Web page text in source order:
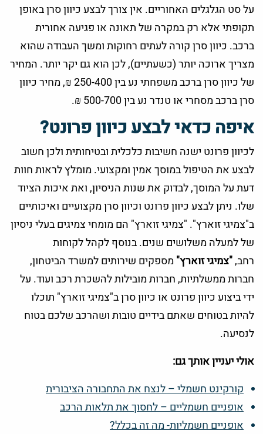
על סט הגלגלים האחוריים. אין צורך לבצע כיוון סרן באופן
תקופתי אלא רק במקרה של תאונה או פגיעה אחורית
ברכב. כיוון סרן קורה לעתים רחוקות ומשך העבודה שהוא
מצריך ארוכה יותר (כשעתיים), לכן הוא גם יקר יותר. המחיר
של כיוון סרן ברכב משפחתי נע בין 250-400 ₪, מחיר כיוון
סרן ברכב מסחרי או טנדר נע בין 500-700 ₪.
איפה כדאי לבצע כיוון פרונט?
לכיוון פרונט ישנה חשיבות כלכלית ובטיחותית ולכן חשוב
לבצע את הטיפול במוסך אמין ומקצועי. מומלץ לראות חוות
דעת על המוסך, לבדוק את שנות הניסיון, ואת איכות הציוד
שלו. ניתן לבצע כיוון פרונט וכיוון סרן מקצועיים ואיכותיים
ב"צמיגי זוארץ". "צמיגי זוארץ" הם מומחי צמיגים בעלי ניסיון
של למעלה משלושים שנים. בנוסף לקהל לקוחות
רחב,"צמיגי זוארץ" מספקים שירותים למשרד הביטחון,
חברות ממשלתיות, חברות מובילות להשכרת רכב ועוד. על
ידי ביצוע כיוון פרונט או כיוון סרן ב"צמיגי זוארץ" תוכלו
להיות בטוחים שאתם בידיים טובות ושהרכב שלכם בטוח
לנסיעה.
אולי יעניין אותך גם:
קורקינט חשמלי – לנצח את התחבורה הציבורית
אופניים חשמליים – לחסוך את תלאות הרכב
אופניים חשמליות- מה זה בכלל?